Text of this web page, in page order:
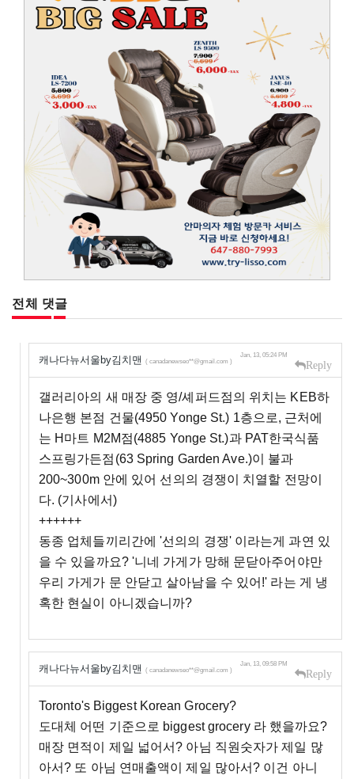
전체 댓글
캐나다뉴서울by김치맨 ( canadanewseo**@gmail.com )
Jan, 13, 05:24 PM
Reply
갤러리아의 새 매장 중 영/셰퍼드점의 위치는 KEB하
나은행 본점 건물(4950 Yonge St.) 1층으로, 근처에
는 H마트 M2M점(4885 Yonge St.)과 PAT한국식품
스프링가든점(63 Spring Garden Ave.)이 불과
200~300m 안에 있어 선의의 경쟁이 치열할 전망이
다. (기사에서)
++++++
동종 업체들끼리간에 '선의의 경쟁' 이라는게 과연 있
을 수 있을까요? '니네 가게가 망해 문닫아주어야만
우리 가게가 문 안닫고 살아남을 수 있어!' 라는 게 냉
혹한 현실이 아니겠습니까?
캐나다뉴서울by김치맨 ( canadanewseo**@gmail.com )
Jan, 13, 09:58 PM
Reply
Toronto's Biggest Korean Grocery?
도대체 어떤 기준으로 biggest grocery 라 했을까요?
매장 면적이 제일 넓어서? 아님 직원숫자가 제일 많
아서? 또 아님 연매출액이 제일 많아서? 이건 아니